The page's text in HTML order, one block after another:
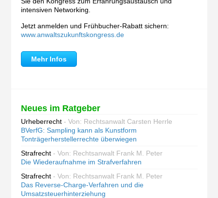
intensiven Networking.
Jetzt anmelden und Frühbucher-Rabatt sichern:
www.anwaltszukunftskongress.de
Mehr Infos
Neues im Ratgeber
Urheberrecht - Von: Rechtsanwalt Carsten Herrle
BVerfG: Sampling kann als Kunstform
Tonträgerherstellerrechte überwiegen
Strafrecht - Von: Rechtsanwalt Frank M. Peter
Die Wiederaufnahme im Strafverfahren
Strafrecht - Von: Rechtsanwalt Frank M. Peter
Das Reverse-Charge-Verfahren und die
Umsatzsteuerhinterziehung